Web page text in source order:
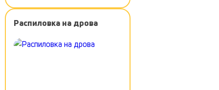
Распиловка на дрова